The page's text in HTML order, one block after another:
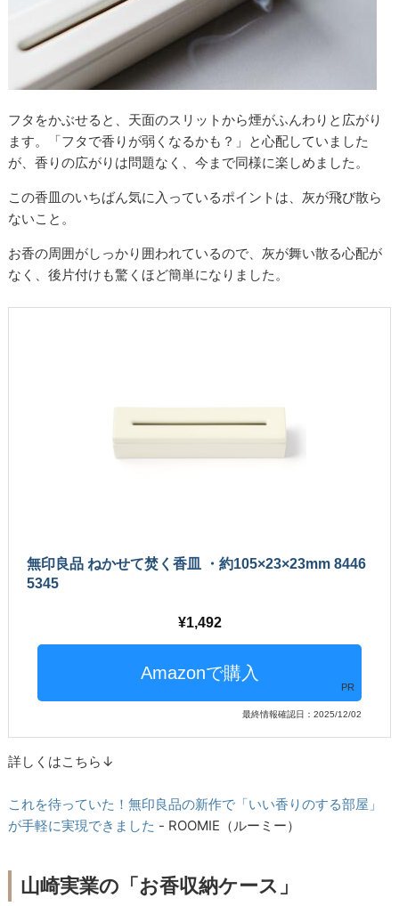
フタをかぶせると、天面のスリットから煙がふんわりと広がり
ます。「フタで香りが弱くなるかも？」と心配していました
が、香りの広がりは問題なく、今まで同様に楽しめました。
この香皿のいちばん気に入っているポイントは、灰が飛び散ら
ないこと。
お香の周囲がしっかり囲われているので、灰が舞い散る心配が
なく、後片付けも驚くほど簡単になりました。
無印良品 ねかせて焚く香皿 ・約105×23×23mm 8446
5345
1,492
PR
最終情報確認日：2025/12/02
詳しくはこちら↓
これを待っていた！無印良品の新作で「いい香りのする部屋」
が手軽に実現できました - ROOMIE（ルーミー）
山崎実業の「お香収納ケース」